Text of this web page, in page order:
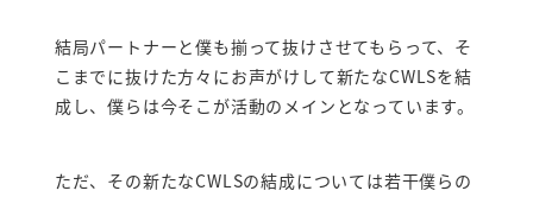
結局パートナーと僕も揃って抜けさせてもらって、そ
こまでに抜けた方々にお声がけして新たなCWLSを結
成し、僕らは今そこが活動のメインとなっています。
ただ、その新たなCWLSの結成については若干僕らの